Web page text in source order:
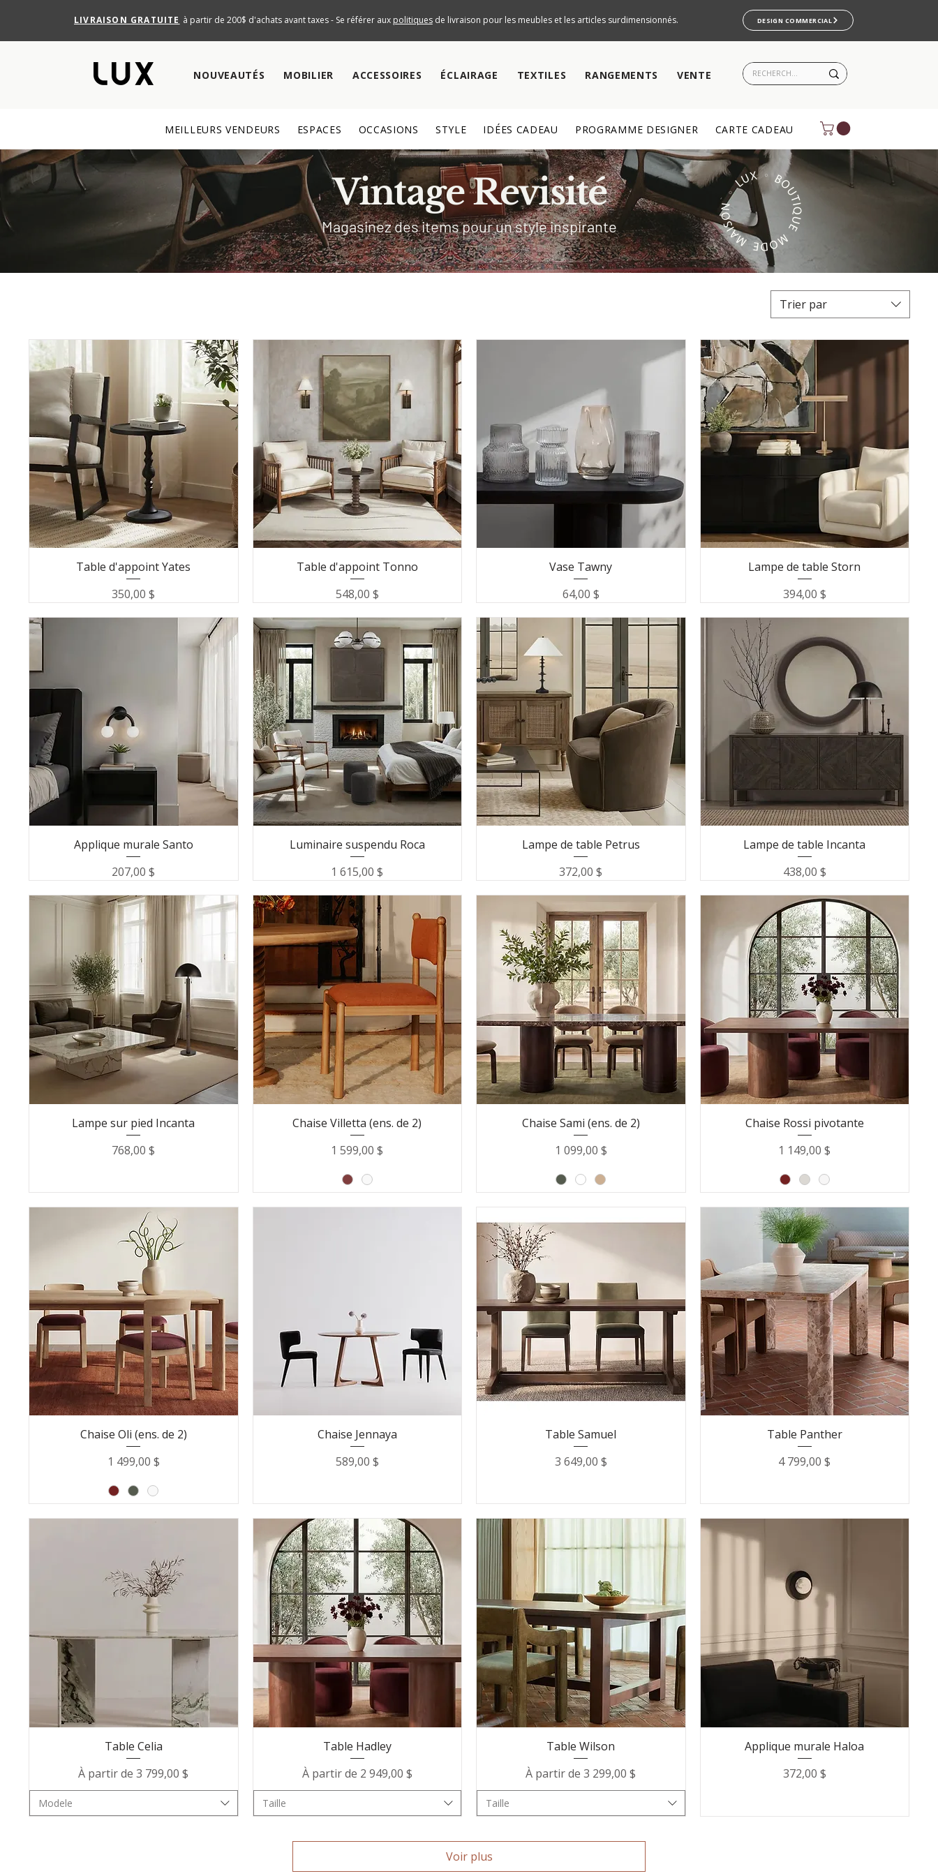
LIVRAISON GRATUITE à partir de 200$ d'achats avant taxes - Se référer aux politiquesde livraison pour les meubles et les articles surdimensionnés. DESIGN COMMERCIAL
NOUVEAUTÉS MOBILIER ACCESSOIRES ÉCLAIRAGE TEXTILES RANGEMENTS VENTE
MEILLEURS VENDEURS ESPACES OCCASIONS STYLE IDÉES CADEAU PROGRAMME DESIGNER CARTE CADEAU
Vintage Revisité
Magasinez des items pour un style inspirante
Trier par
Table d'appoint Yates
Prix
350,00 $
Table d'appoint Tonno
Prix
548,00 $
Vase Tawny
Prix
64,00 $
Lampe de table Storn
Prix
394,00 $
Applique murale Santo
Prix
207,00 $
Luminaire suspendu Roca
Prix
1 615,00 $
Lampe de table Petrus
Prix
372,00 $
Lampe de table Incanta
Prix
438,00 $
Lampe sur pied Incanta
Prix
768,00 $
Chaise Villetta (ens. de 2)
Prix
1 599,00 $
Chaise Sami (ens. de 2)
Prix
1 099,00 $
Chaise Rossi pivotante
Prix
1 149,00 $
Chaise Oli (ens. de 2)
Prix
1 499,00 $
Chaise Jennaya
Prix
589,00 $
Table Samuel
Prix
3 649,00 $
Table Panther
Prix
4 799,00 $
Table Celia
À partir de3 799,00 $
Prix promotionnel
Modele
Table Hadley
À partir de 2 949,00 $
Prix promotionnel
Taille
Table Wilson
À partir de3 299,00 $
Prix promotionnel
Taille
Applique murale Haloa
Prix
372,00 $
Voir plus